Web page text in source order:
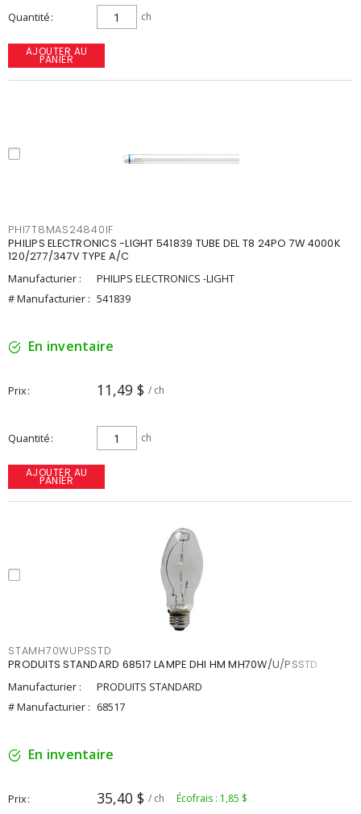
Quantité ch
AJOUTER AU
PANIER
PHI7T8MAS24840IF
PHILIPS ELECTRONICS -LIGHT 541839 TUBE DEL T8 24PO 7W 4000K
120/277/347V TYPE A/C
Manufacturier :
PHILIPS ELECTRONICS -LIGHT
# Manufacturier : 541839
En inventaire
Prix 11,49 $ / ch
Quantité ch
AJOUTER AU
PANIER
STAMH70WUPSSTD
PRODUITS STANDARD 68517 LAMPE DHI HM MH70W/U/PSSTD
Manufacturier :
PRODUITS STANDARD
# Manufacturier : 68517
En inventaire
Prix 35,40 $ / ch Écofrais : 1,85 $